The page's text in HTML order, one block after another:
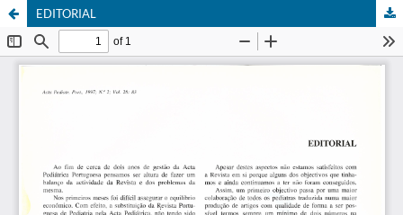
EDITORIAL